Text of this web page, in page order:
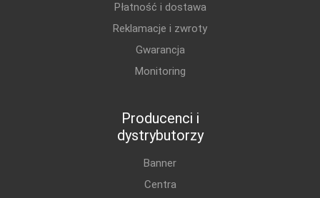
Płatność i dostawa
Reklamacje i zwroty
Gwarancja
Monitoring
Producenci i
dystrybutorzy
Banner
Centra